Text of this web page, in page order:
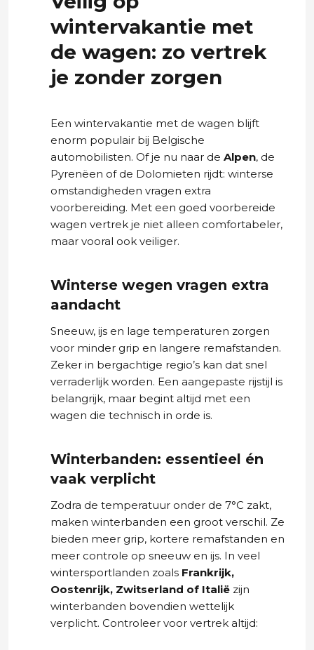
wintervakantie met
de wagen: zo vertrek
je zonder zorgen
Een wintervakantie met de wagen blijft
enorm populair bij Belgische
automobilisten. Of je nu naar de Alpen, de
Pyrenëen of de Dolomieten rijdt: winterse
omstandigheden vragen extra
voorbereiding. Met een goed voorbereide
wagen vertrek je niet alleen comfortabeler,
maar vooral ook veiliger.
Winterse wegen vragen extra
aandacht
Sneeuw, ijs en lage temperaturen zorgen
voor minder grip en langere remafstanden.
Zeker in bergachtige regio’s kan dat snel
verraderlijk worden. Een aangepaste rijstijl is
belangrijk, maar begint altijd met een
wagen die technisch in orde is.
Winterbanden: essentieel én
vaak verplicht
Zodra de temperatuur onder de 7°C zakt,
maken winterbanden een groot verschil. Ze
bieden meer grip, kortere remafstanden en
meer controle op sneeuw en ijs. In veel
wintersportlanden zoals Frankrijk,
Oostenrijk, Zwitserland of Italië zijn
winterbanden bovendien wettelijk
verplicht. Controleer voor vertrek altijd: